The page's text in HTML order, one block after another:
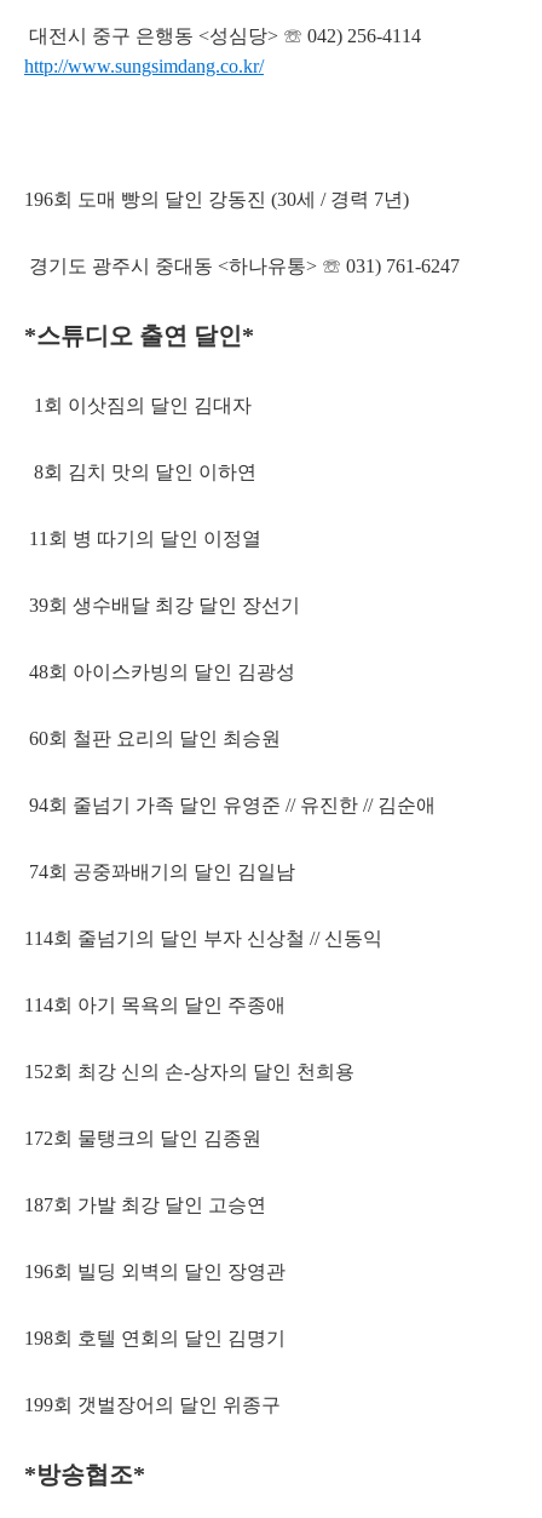
대전시 중구 은행동 <성심당> ☏ 042) 256-4114
http://www.sungsimdang.co.kr/
196회 도매 빵의 달인 강동진 (30세 / 경력 7년)
경기도 광주시 중대동 <하나유통> ☏ 031) 761-6247
*스튜디오 출연 달인*
1회 이삿짐의 달인 김대자
8회 김치 맛의 달인 이하연
11회 병 따기의 달인 이정열
39회 생수배달 최강 달인 장선기
48회 아이스카빙의 달인 김광성
60회 철판 요리의 달인 최승원
94회 줄넘기 가족 달인 유영준 // 유진한 // 김순애
74회 공중꽈배기의 달인 김일남
114회 줄넘기의 달인 부자 신상철 // 신동익
114회 아기 목욕의 달인 주종애
152회 최강 신의 손-상자의 달인 천희용
172회 물탱크의 달인 김종원
187회 가발 최강 달인 고승연
196회 빌딩 외벽의 달인 장영관
198회 호텔 연회의 달인 김명기
199회 갯벌장어의 달인 위종구
*방송협조*